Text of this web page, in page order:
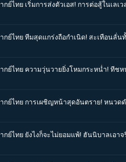
ย์ไทย เริ่มการส่งตัวเอส! การต่อสู้ในเลเ
กย์ไทย ทีมสุดแกร่งถือกำเนิด! สะเทือนลั่น
กย์ไทย ความวุ่นวายยิ่งโหมกระหน่ำ! ทีช
กย์ไทย การเผชิญหน้าสุดอันตราย! หนวด
กย์ไทย ยังไงก็จะไม่ยอมแพ้! ฮันนิบาลเอาจ